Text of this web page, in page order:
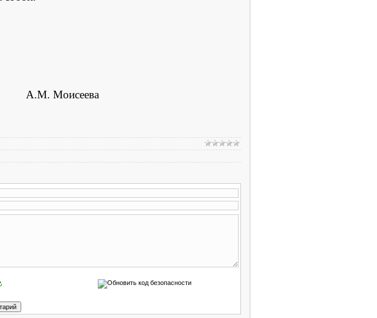
А.М. Моисеева